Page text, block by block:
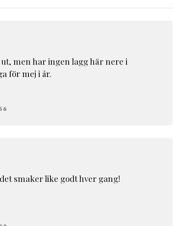
men har ingen lagg här nere i
för mej i år.
smaker like godt hver gang!